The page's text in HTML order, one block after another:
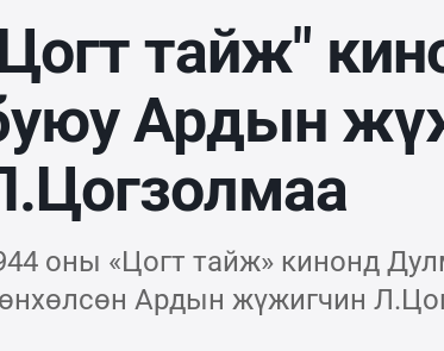
тайж"
Ардын
оны «Цогт тайж» кинонд
Ардын жүжигчин